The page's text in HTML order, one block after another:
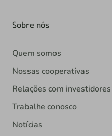
Sobre nós
Quem somos
Nossas cooperativas
Relações com investidores
Trabalhe conosco
Notícias